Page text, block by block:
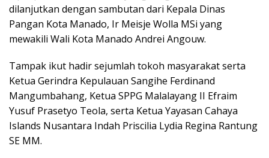
dilanjutkan dengan sambutan dari Kepala Dinas
Pangan Kota Manado, Ir Meisje Wolla MSi yang
mewakili Wali Kota Manado Andrei Angouw.
Tampak ikut hadir sejumlah tokoh masyarakat serta
Ketua Gerindra Kepulauan Sangihe Ferdinand
Mangumbahang, Ketua SPPG Malalayang II Efraim
Yusuf Prasetyo Teola, serta Ketua Yayasan Cahaya
Islands Nusantara Indah Priscilia Lydia Regina Rantung
SE MM.